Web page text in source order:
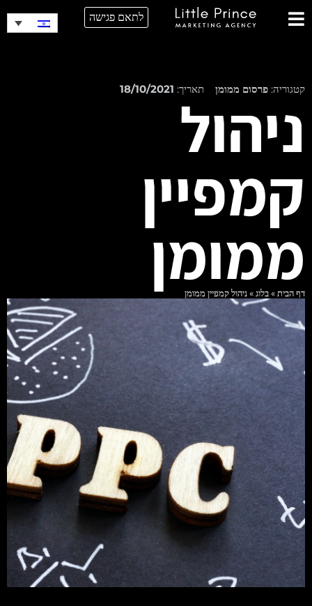
לתאם פגישה
קטגוריה: פרסום ממומן תאריך: 18/10/2021 ניהול
קמפיין
ממומן
דף הבית »בלוג »ניהול קמפיין ממומן